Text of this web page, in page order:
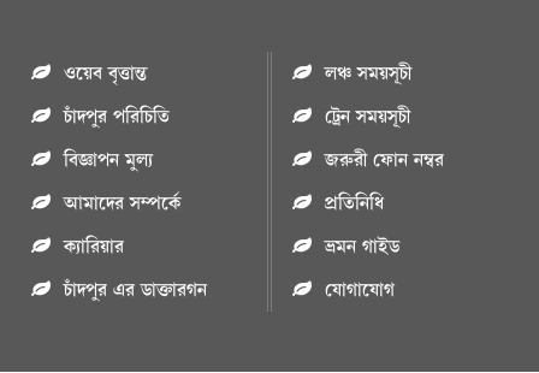
ওয়েব বৃত্তান্ত
চাঁদপুর পরিচিতি
বিজ্ঞাপন মুল্য
আমাদের সম্পর্কে
ক্যারিয়ার
চাঁদপুর এর ডাক্তারগন
লঞ্চ সময়সূচী
ট্রেন সময়সূচী
জরুরী ফোন নম্বর
প্রতিনিধি
ভ্রমন গাইড
যোগাযোগ